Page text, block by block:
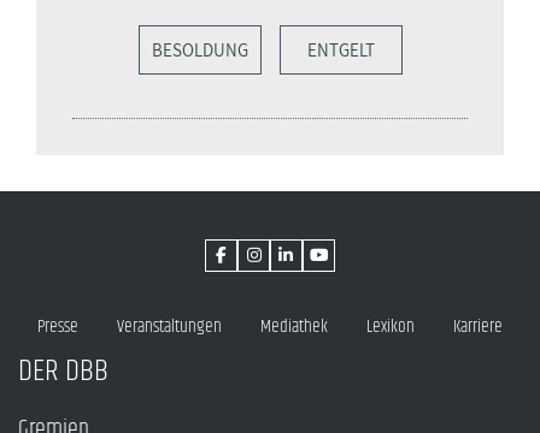
BESOLDUNG ENTGELT
Presse Veranstaltungen Mediathek Lexikon Karriere
DER DBB